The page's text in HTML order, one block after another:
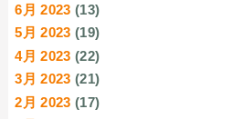
6月 2023 (13)
5月 2023 (19)
4月 2023 (22)
3月 2023 (21)
2月 2023 (17)